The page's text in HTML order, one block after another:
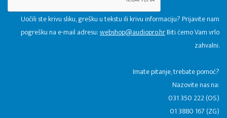
Uočili ste krivu sliku, grešku u tekstu ili krivu informaciju? Prijavite nam
pogrešku na e-mail adresu:webshop@audiopro.hrBiti ćemo Vam vrlo
zahvalni.
​Imate pitanje, trebate pomoć?
Nazovite nas na:
031 350 222 (OS)
01 3880 167 (ZG)